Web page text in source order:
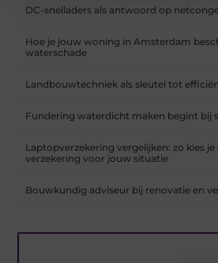
DC-snelladers als antwoord op
Hoe je jouw woning in Amsterdam
waterschade
Landbouwtechniek als sleutel tot
Fundering waterdicht maken begint bij
Laptopverzekering vergelijken: zo kies
verzekering voor jouw situatie
Bouwkundig adviseur bij renovatie en